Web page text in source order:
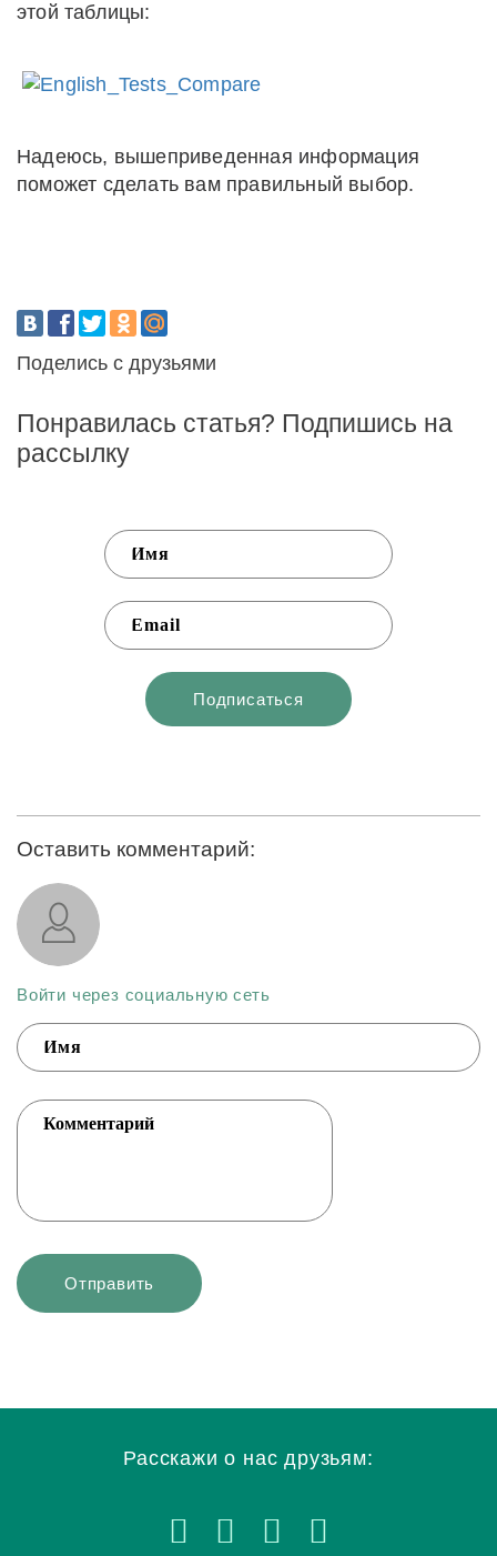
этой таблицы:
Надеюсь, вышеприведенная информация
поможет сделать вам правильный выбор.
Поделись с друзьями
Понравилась статья? Подпишись на
рассылку
Оставить комментарий:
Войти через социальную сеть
Расскажи о нас друзьям: